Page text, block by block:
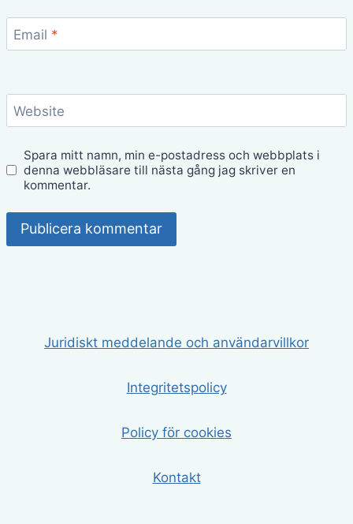
Email *
Website
Spara mitt namn, min e-postadress och webbplats i
denna webbläsare till nästa gång jag skriver en
kommentar.
Juridiskt meddelande och användarvillkor
Integritetspolicy
Policy för cookies
Kontakt